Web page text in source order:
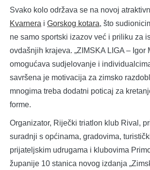
Svako kolo održava se na novoj
Kvarnera i Gorskog kotara, što
ne samo sportski izazov već i priliku za
ovdašnjih krajeva. „ZIMSKA LIGA – Igor
omogućava sudjelovanje i
savršena je motivacija za zimsko
mnogima treba dodatni poticaj za
forme.
Organizator, Riječki triatlon klub Rival,
suradnji s općinama, gradovima,
prijateljskim udrugama i klubovima
županije 10 stanica novog izdanja